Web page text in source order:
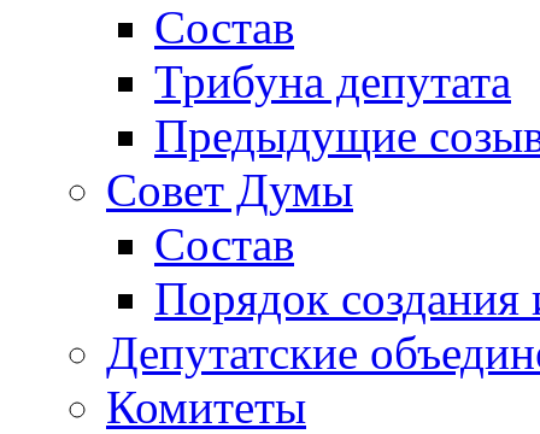
Состав
Трибуна депутата
Предыдущие
Совет Думы
Состав
Порядок создания
Депутатские
Комитеты